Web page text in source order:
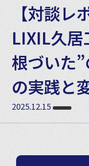
【対談レ
LIXIL久
根づいた
の実践と
2025.12.15